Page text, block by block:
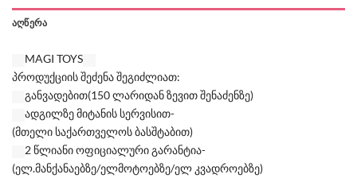
ᲐᲦᲬᲔᲠᲐ
MAGI TOYS
პროდუქციის შეძენა შეგიძლიათ:
განვადებით(150 ლარიდან ზევით შენაძენზე)
ადგილზე მიტანის სერვისით-
(მთელი საქართველოს ბასშტაბით)
2 წლიანი ოფიციალური გარანტია-
(ელ.მანქანაებზე/ელმოტოებზე/ელ კვადროებზე)